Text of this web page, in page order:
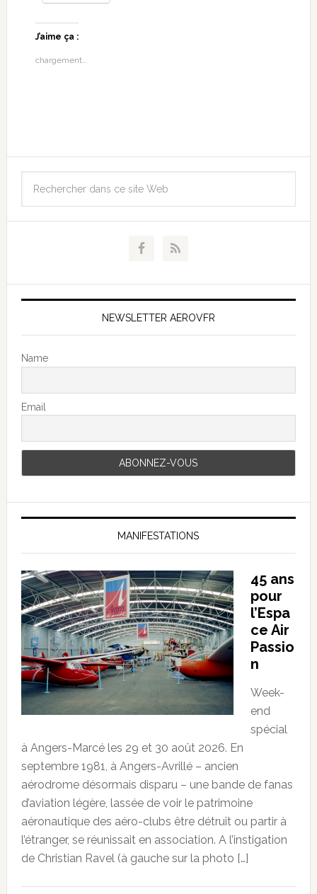
J’aime ça :
chargement…
NEWSLETTER AEROVFR
Name
Email
MANIFESTATIONS
45 ans
pour
l’Espa
ce Air
Passio
n
Week-
end
spécial
à Angers-Marcé les 29 et 30 août 2026. En
septembre 1981, à Angers-Avrillé – ancien
aérodrome désormais disparu – une bande de fanas
d’aviation légère, lassée de voir le patrimoine
aéronautique des aéro-clubs être détruit ou partir à
l’étranger, se réunissait en association. A l’instigation
de Christian Ravel (à gauche sur la photo […]